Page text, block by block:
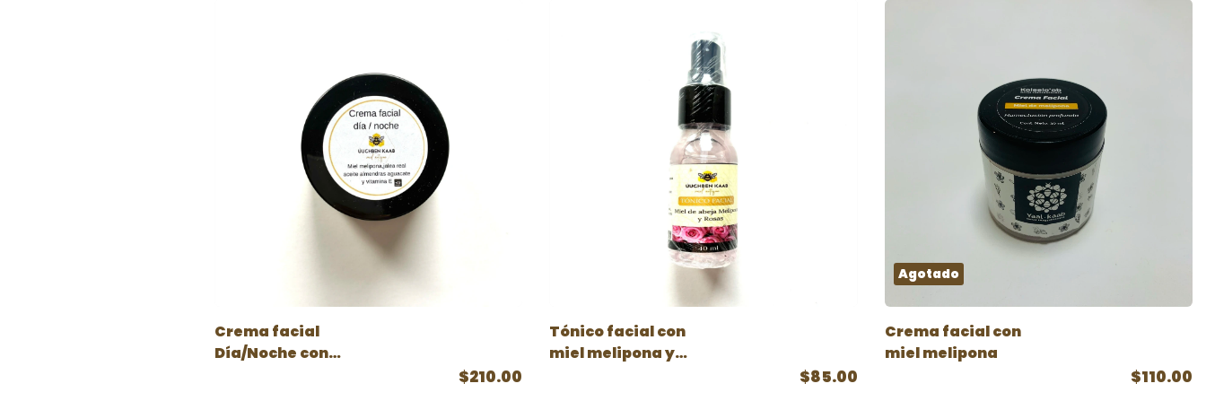
Crema facial
Día/Noche con
$210.00
Tónico facial con
miel melipona y
$85.00
Agotado
Crema facial con
miel melipona
$110.00